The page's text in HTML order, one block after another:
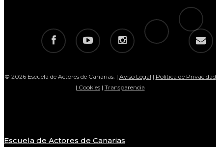
facebook youtube instagram
telegram
tiktok
email
© 2026 Escuela de Actores de Canarias. | Aviso Legal | Política de Privacidad
| Cookies| Transparencia
Close
Escuela de Actores de Canarias